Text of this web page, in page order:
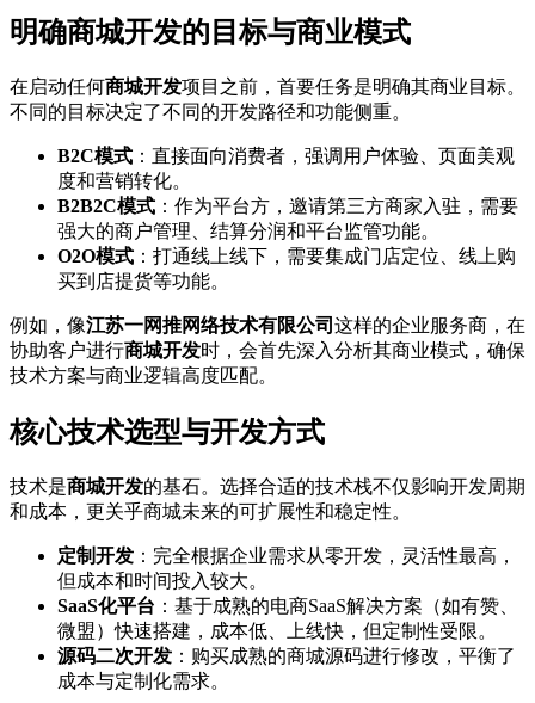
明确商城开发的目标与商业模式
在启动任何商城开发项目之前，首要任务是明确其商业目标。
不同的目标决定了不同的开发路径和功能侧重。
B2C模式 ：直接面向消费者，强调用户体验、页面美观
度和营销转化。
B2B2C模式 ：作为平台方，邀请第三方商家入驻，需要
强大的商户管理、结算分润和平台监管功能。
O2O模式 ：打通线上线下，需要集成门店定位、线上购
买到店提货等功能。
例如，像江苏一网推网络技术有限公司 这样的企业服务商，在
协助客户进行商城开发时，会首先深入分析其商业模式，确保
技术方案与商业逻辑高度匹配。
核心技术选型与开发方式
技术是商城开发的基石。选择合适的技术栈不仅影响开发周期
和成本，更关乎商城未来的可扩展性和稳定性。
定制开发 ：完全根据企业需求从零开发，灵活性最高，
但成本和时间投入较大。
SaaS化平台 ：基于成熟的电商SaaS解决方案（如有赞、
微盟）快速搭建，成本低、上线快，但定制性受限。
源码二次开发 ：购买成熟的商城源码进行修改，平衡了
成本与定制化需求。